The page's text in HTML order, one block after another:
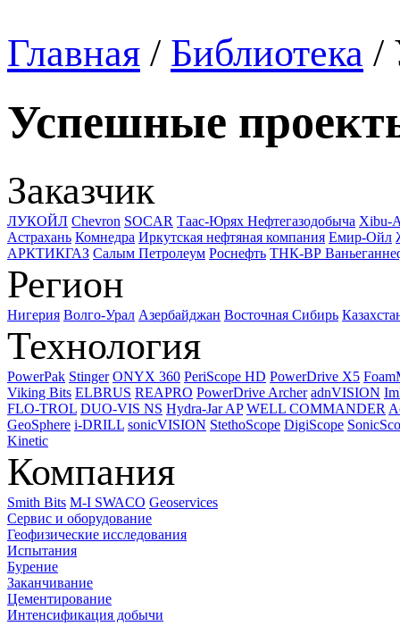
Главная / Библиотека /
Успешные
Заказчик
ЛУКОЙЛ Chevron SOCAR Таас-Юрях Нефтегазодобыча Xibu-
Астрахань Комнедра Иркутская нефтяная компания Емир-Ойл
АРКТИКГАЗ Салым Петролеум Роснефть ТНК-ВР
Регион
Нигерия Волго-Урал Азербайджан Восточная Сибирь
Технология
PowerPak Stinger ONYX 360 PeriScope HD PowerDrive X5
Viking Bits ELBRUS REAPRO PowerDrive Archer adnVISION
FLO-TROL DUO-VIS NS Hydra-Jar AP WELL COMMANDER
GeoSphere i-DRILL sonicVISION StethoScope DigiScope
Kinetic
Компания
Smith Bits M-I SWACO Geoservices
Сервис и оборудование
Геофизические исследования
Испытания
Бурение
Заканчивание
Цементирование
Интенсификация добычи